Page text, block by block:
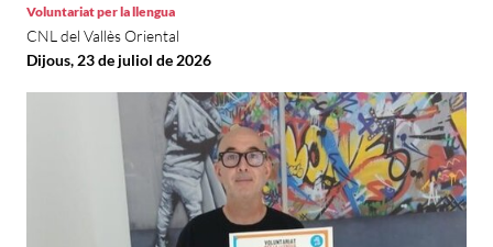
Voluntariat per la llengua
CNL del Vallès Oriental
Dijous, 23 de juliol de 2026